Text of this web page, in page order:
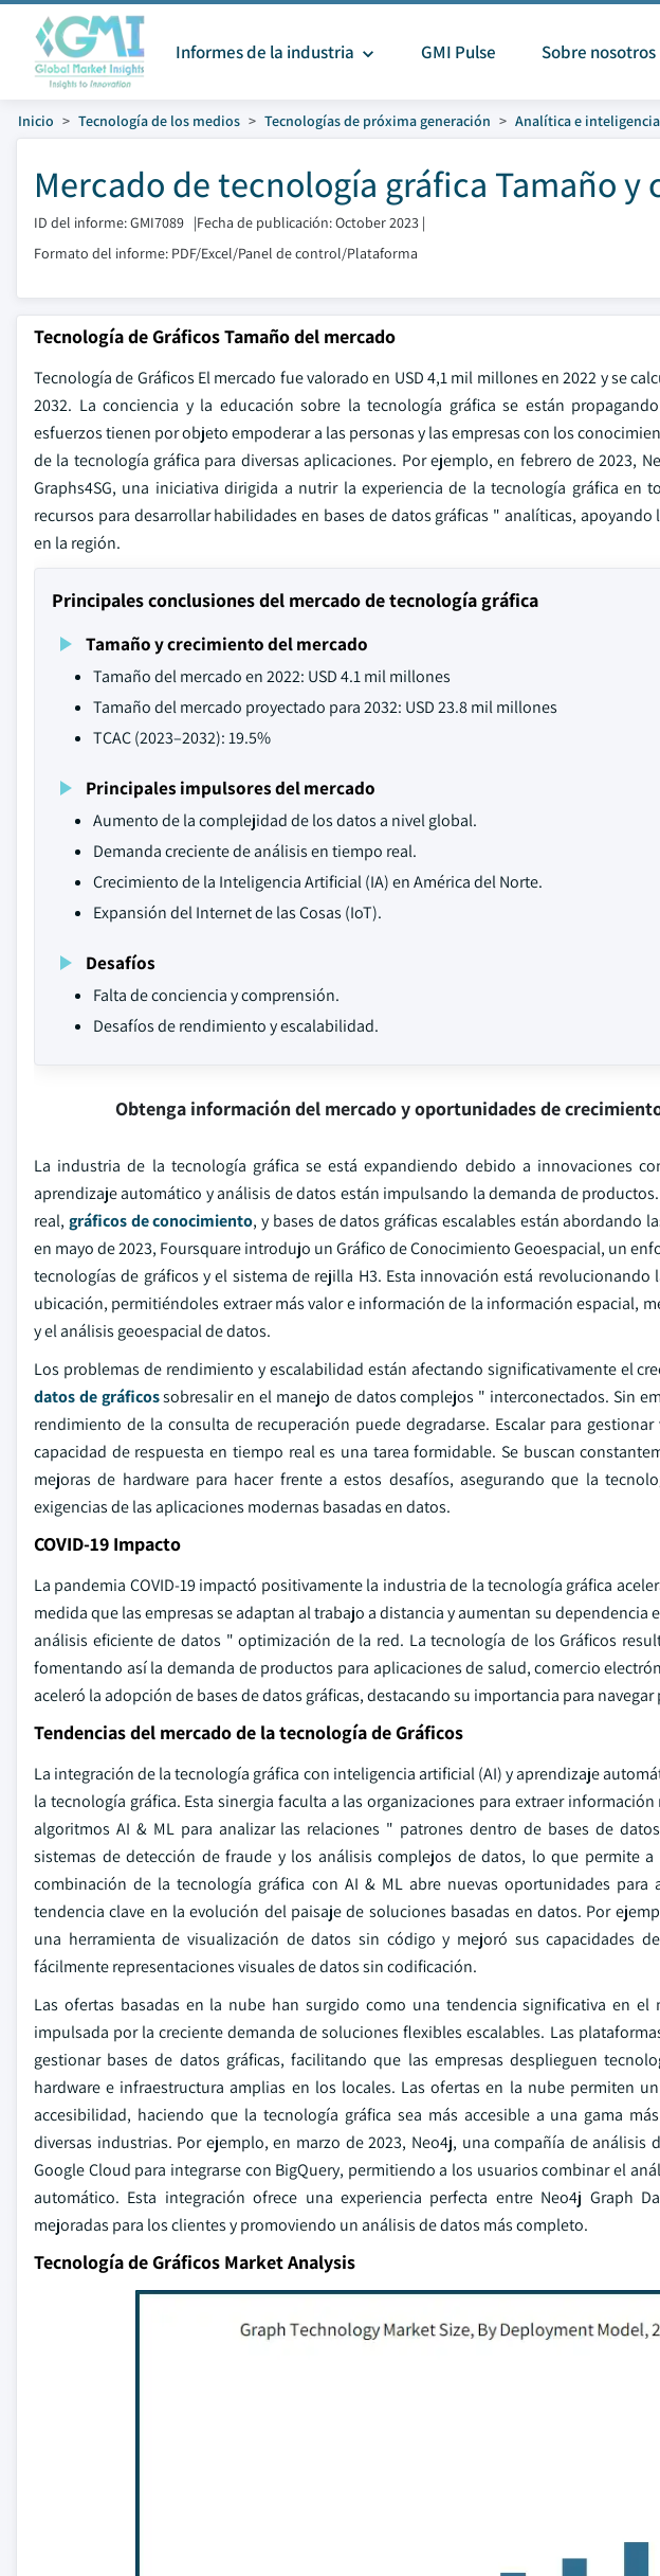
Informes de la industria GMI Pulse Sobre nosotros
Inicio Tecnología de los medios Tecnologías de próxima generación Analítica e
Mercado de tecnología gráfica Tamaño y
ID del informe: GMI7089 |Fecha de publicación: October 2023 |
Formato del informe: PDF/Excel/Panel de control/Plataforma
Tecnología de Gráficos Tamaño del mercado
Tecnología de Gráficos El mercado fue valorado en USD 4,1 mil millones en 2022 y se
2032. La conciencia y la educación sobre la tecnología gráfica se están
esfuerzos tienen por objeto empoderar a las personas y las empresas con los
de la tecnología gráfica para diversas aplicaciones. Por ejemplo, en febrero de 2023,
Graphs4SG, una iniciativa dirigida a nutrir la experiencia de la tecnología gráfica en
recursos para desarrollar habilidades en bases de datos gráficas " analíticas,
en la región.
Principales conclusiones del mercado de tecnología gráfica
Tamaño y crecimiento del mercado
Tamaño del mercado en 2022: USD 4.1 mil millones
Tamaño del mercado proyectado para 2032: USD 23.8 mil millones
TCAC (2023–2032): 19.5%
Principales impulsores del mercado
Aumento de la complejidad de los datos a nivel global.
Demanda creciente de análisis en tiempo real.
Crecimiento de la Inteligencia Artificial (IA) en América del Norte.
Expansión del Internet de las Cosas (IoT).
Desafíos
Falta de conciencia y comprensión.
Desafíos de rendimiento y escalabilidad.
Obtenga información del mercado y oportunidades de
La industria de la tecnología gráfica se está expandiendo debido a innovaciones
aprendizaje automático y análisis de datos están impulsando la demanda de
real, gráficos de conocimiento, y bases de datos gráficas escalables están abordando
en mayo de 2023, Foursquare introdujo un Gráfico de Conocimiento Geoespacial, un
tecnologías de gráficos y el sistema de rejilla H3. Esta innovación está
ubicación, permitiéndoles extraer más valor e información de la información espacial,
y el análisis geoespacial de datos.
Los problemas de rendimiento y escalabilidad están afectando significativamente el
datos de gráficossobresalir en el manejo de datos complejos " interconectados. Sin
rendimiento de la consulta de recuperación puede degradarse. Escalar para
capacidad de respuesta en tiempo real es una tarea formidable. Se buscan
mejoras de hardware para hacer frente a estos desafíos, asegurando que la
exigencias de las aplicaciones modernas basadas en datos.
COVID-19 Impacto
La pandemia COVID-19 impactó positivamente la industria de la tecnología gráfica
medida que las empresas se adaptan al trabajo a distancia y aumentan su
análisis eficiente de datos " optimización de la red. La tecnología de los Gráficos
fomentando así la demanda de productos para aplicaciones de salud, comercio
aceleró la adopción de bases de datos gráficas, destacando su importancia para
Tendencias del mercado de la tecnología de Gráficos
La integración de la tecnología gráfica con inteligencia artificial (AI) y aprendizaje
la tecnología gráfica. Esta sinergia faculta a las organizaciones para extraer
algoritmos AI & ML para analizar las relaciones " patrones dentro de bases de
sistemas de detección de fraude y los análisis complejos de datos, lo que permite
combinación de la tecnología gráfica con AI & ML abre nuevas oportunidades
tendencia clave en la evolución del paisaje de soluciones basadas en datos. Por
una herramienta de visualización de datos sin código y mejoró sus capacidades
fácilmente representaciones visuales de datos sin codificación.
Las ofertas basadas en la nube han surgido como una tendencia significativa en el
impulsada por la creciente demanda de soluciones flexibles escalables. Las
gestionar bases de datos gráficas, facilitando que las empresas desplieguen
hardware e infraestructura amplias en los locales. Las ofertas en la nube permiten
accesibilidad, haciendo que la tecnología gráfica sea más accesible a una gama
diversas industrias. Por ejemplo, en marzo de 2023, Neo4j, una compañía de análisis
Google Cloud para integrarse con BigQuery, permitiendo a los usuarios combinar el
automático. Esta integración ofrece una experiencia perfecta entre Neo4j Graph
mejoradas para los clientes y promoviendo un análisis de datos más completo.
Tecnología de Gráficos Market Analysis